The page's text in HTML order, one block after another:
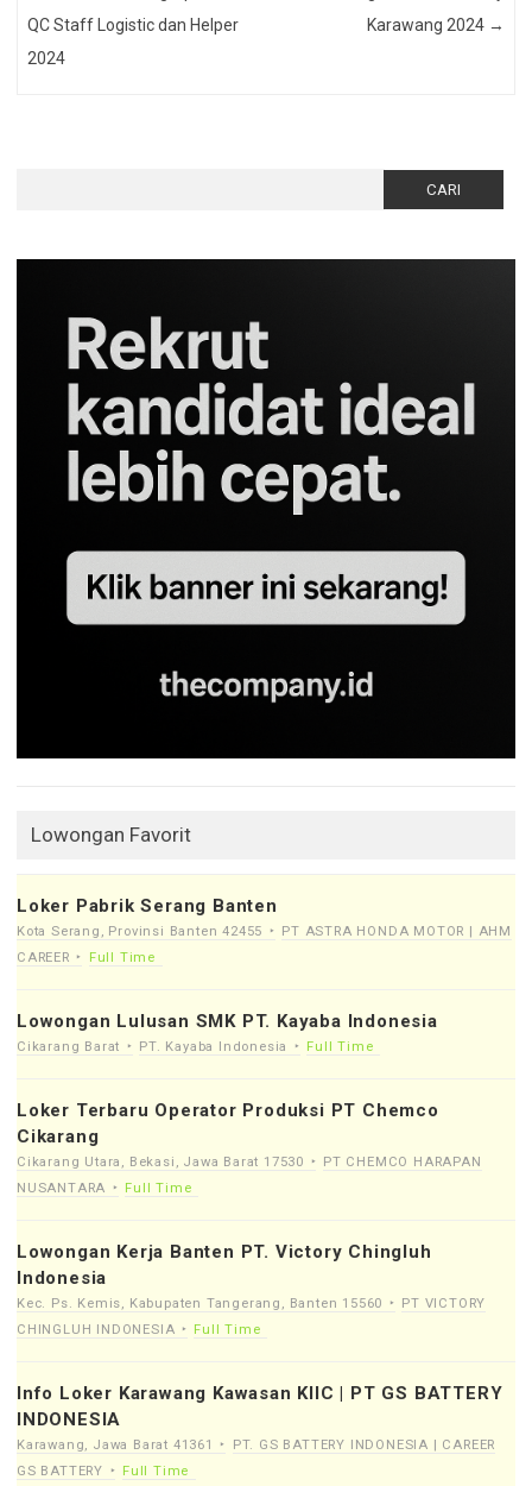
QC Staff Logistic dan Helper
2024
Karawang 2024 →
Lowongan Favorit
Loker Pabrik Serang Banten
Kota Serang, Provinsi Banten 42455
PT ASTRA HONDA MOTOR | AHM
CAREER
Full Time
Lowongan Lulusan SMK PT. Kayaba Indonesia
Cikarang Barat PT. Kayaba Indonesia Full Time
Loker Terbaru Operator Produksi PT Chemco
Cikarang
Cikarang Utara, Bekasi, Jawa Barat 17530
PT CHEMCO HARAPAN
NUSANTARA
Full Time
Lowongan Kerja Banten PT. Victory Chingluh
Indonesia
Kec. Ps. Kemis, Kabupaten Tangerang, Banten 15560
PT VICTORY
CHINGLUH INDONESIA
Full Time
Info Loker Karawang Kawasan KIIC | PT GS BATTERY
INDONESIA
Karawang, Jawa Barat 41361
PT. GS BATTERY INDONESIA | CAREER
GS BATTERY
Full Time